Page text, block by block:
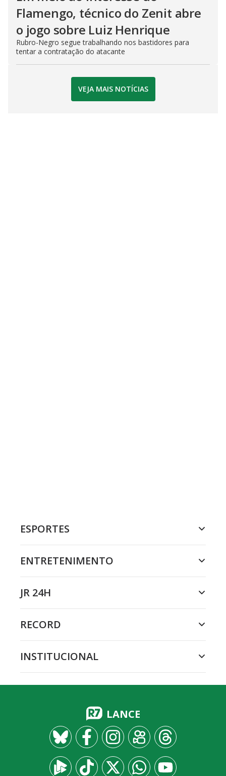
Flamengo, técnico do Zenit abre
o jogo sobre Luiz Henrique
Rubro-Negro segue trabalhando nos bastidores para
tentar a contratação do atacante
VEJA MAIS NOTÍCIAS
ESPORTES
ENTRETENIMENTO
JR 24H
RECORD
INSTITUCIONAL
LANCE